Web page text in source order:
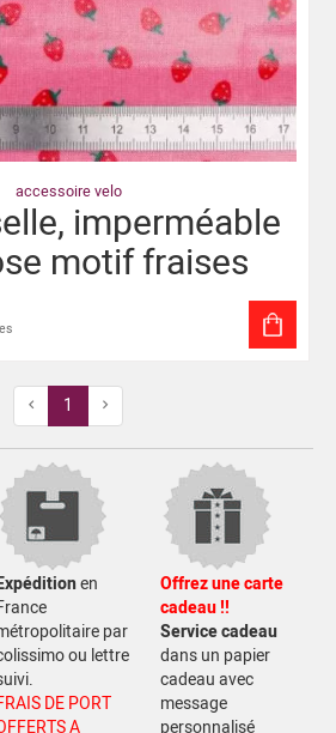
accessoire velo
imperméable
motif fraises
Previous
1 Next
en
par
ou lettre
DE PORT
A
Offrez une carte
cadeau !!
Service cadeau
dans un papier
cadeau avec
message
personnalisé